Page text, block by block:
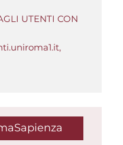
UTENTI CON